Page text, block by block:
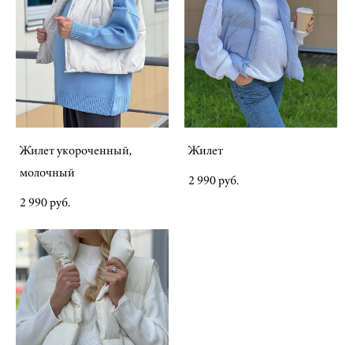
Жилет укороченный,
молочный
2 990 pуб.
Жилет
2 990 pуб.